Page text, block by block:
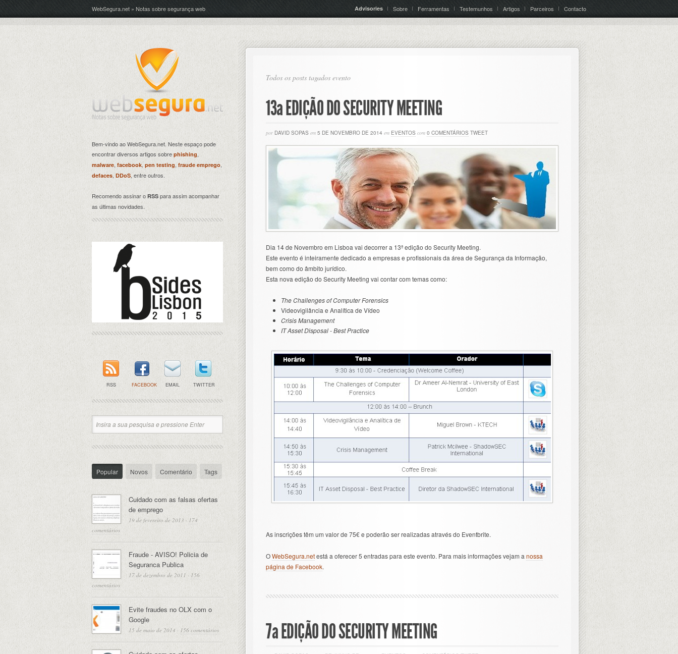
WebSegura.net » Notas sobre segurança web Advisories Sobre Ferramentas Testemunhos Artigos Parceiros Contacto
Todos os posts tagados evento
13ª EDIÇÃO DO SECURITY MEETING
por DAVID SOPAS em 5 DE NOVEMBRO DE 2014 em EVENTOS com 0 COMENTÁRIOS TWEET
Dia 14 de Novembro em Lisboa vai decorrer a 13ª edição do Security Meeting.
Este evento é inteiramente dedicado a empresas e profissionais da área de Segurança da Informação,
bem como do âmbito jurídico.
Esta nova edição do Security Meeting vai contar com temas como:
The Challenges of Computer Forensics
Videovigilância e Analítica de Vídeo
Crisis Management
IT Asset Disposal - Best Practice
As inscrições têm um valor de 75€ e poderão ser realizadas através do Eventbrite.
OWebSegura.netestá a oferecer 5 entradas para este evento. Para mais informações vejam a nossa
página de Facebook.
7ª EDIÇÃO DO SECURITY MEETING
Bem-vindo ao WebSegura.net. Neste espaço pode
encontrar diversos artigos sobre phishing,
malware, facebook, pen testing, fraude emprego,
defaces DDoS, entre outros.
Recomendo assinar o RSS para assim acompanhar
as últimas novidades.
RSS FACEBOOK EMAIL TWITTER
Popular Novos Comentário Tags
Cuidado com as falsas ofertas
de emprego
19 de fevereiro de 2013 · 174
comentários
Fraude - AVISO! Policia de
Seguranca Publica
17 de dezembro de 2011 · 156
comentários
Evite fraudes no OLX com o
Google
15 de maio de 2014 · 156 comentários